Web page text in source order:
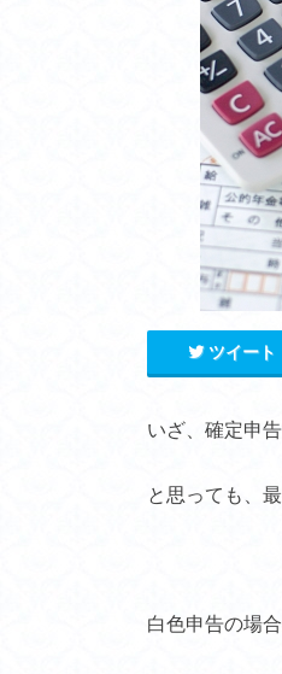
ツイート
いざ、確定申
と思っても、
白色申告の場